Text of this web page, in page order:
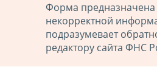
Форма
некорректной
подразумевает
редактору сайта ФНС